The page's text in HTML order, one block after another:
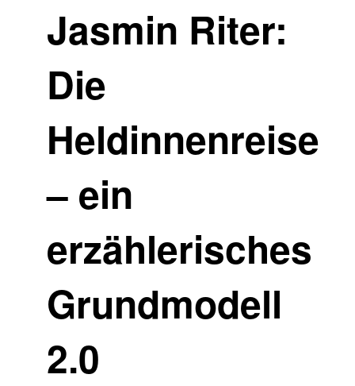
Jasmin Riter:
Die
Heldinnenreise
– ein
erzählerisches
Grundmodell
2.0